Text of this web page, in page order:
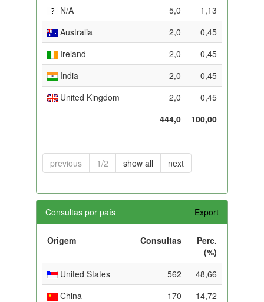
N/A
5,0
1,13
Australia
2,0
0,45
Ireland
2,0
0,45
India
2,0
0,45
United Kingdom
2,0
0,45
444,0
100,00
previous 1/2 show all next
Consultas por país Export
Origem Consultas
Perc.
(%)
United States
562
48,66
China
170
14,72